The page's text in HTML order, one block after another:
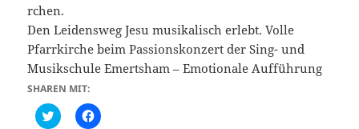
rchen.
Den Leidensweg Jesu musikalisch erlebt. Volle
Pfarrkirche beim Passionskonzert der Sing- und
Musikschule Emertsham – Emotionale Aufführung
SHAREN MIT:
C
l
K
l